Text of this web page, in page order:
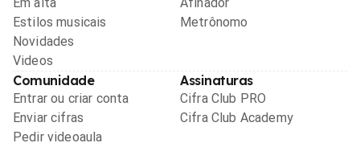
Estilos musicais
Novidades
Videos
Metrônomo
Comunidade
Entrar ou criar conta
Enviar cifras
Pedir videoaula
Assinaturas
Cifra Club PRO
Cifra Club Academy